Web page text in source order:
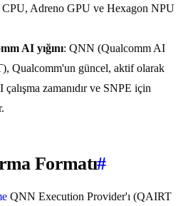
CPU, Adreno GPU ve Hexagon NPU
AI yığını: QNN (Qualcomm AI
Qualcomm'un güncel, aktif olarak
zamanıdır ve SNPE için
Formatı#
QNN Execution Provider'ı (QAIRT